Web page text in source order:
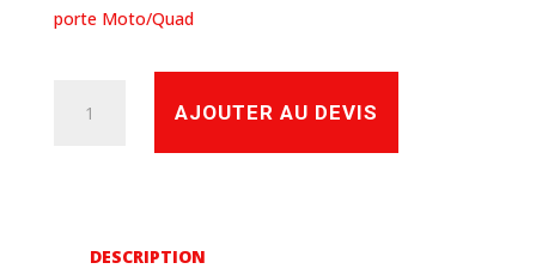
porte Moto/Quad
BASCULANTE
AJOUTER AU DEVIS
DESCRIPTION